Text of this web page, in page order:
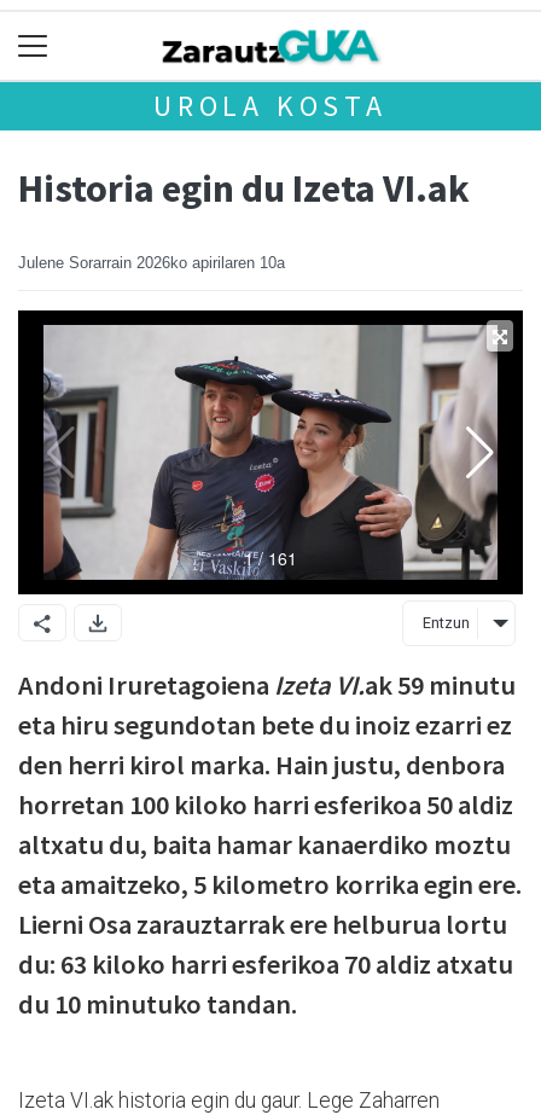
UROLA KOSTA
Historia egin du Izeta VI.ak
Julene Sorarrain 2026ko apirilaren 10a
Entzun
Andoni Iruretagoiena Izeta VI.ak 59 minutu
eta hiru segundotan bete du inoiz ezarri ez
den herri kirol marka. Hain justu, denbora
horretan 100 kiloko harri esferikoa 50 aldiz
altxatu du, baita hamar kanaerdiko moztu
eta amaitzeko, 5 kilometro korrika egin ere.
Lierni Osa zarauztarrak ere helburua lortu
du: 63 kiloko harri esferikoa 70 aldiz atxatu
du 10 minutuko tandan.
Izeta VI.ak historia egin du gaur. Lege Zaharren